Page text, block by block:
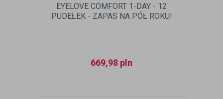
EYELOVE COMFORT 1-DAY - 12
PUDEŁEK - ZAPAS NA PÓŁ ROKU!
669,98 pln